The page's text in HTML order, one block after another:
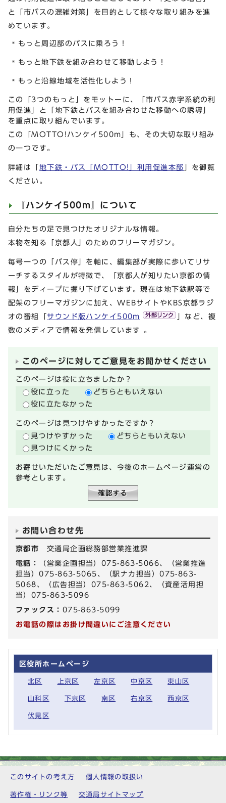
と「市バスの混雑対策」を目的として様々な取り組みを進
めています。
もっと周辺部のバスに乗ろう！
もっと地下鉄を組み合わせて移動しよう！
もっと沿線地域を活性化しよう！
この「3つのもっと」をモットーに、「市バス赤字系統の利
用促進」と「地下鉄とバスを組み合わせた移動への誘導」
を重点に取り組んでいます。
この「MOTTO!ハンケイ500m」も、その大切な取り組み
の一つです。
詳細は「地下鉄・バス「MOTTO!」利用促進本部 」を御覧
ください。
『ハンケイ500m』について
自分たちの足で見つけたオリジナルな情報。
本物を知る「京都人」のためのフリーマガジン。
毎号一つの「バス停」を軸に、編集部が実際に歩いてリサ
ーチするスタイルが特徴で、「京都人が知りたい京都の情
報」をディープに掘り下げています。現在は地下鉄駅等で
配架のフリーマガジンに加え、WEBサイトやKBS京都ラジ
オの番組「サウンド版ハンケイ500m
」など、複
数のメディアで情報を発信しています 。
このページに対してご意見をお聞かせください
このページは役に立ちましたか？
役に立った
どちらともいえない
役に立たなかった
このページは見つけやすかったですか？
見つけやすかった
どちらともいえない
見つけにくかった
お寄せいただいたご意見は、今後のホームページ運営の
参考とします。
お問い合わせ先
京都市 交通局企画総務部営業推進課
電話：
（営業企画担当）075-863-5066、（営業推進
担当）075-863-5065、（駅ナカ担当）075-863-
5068、（広告担当）075-863-5062、（資産活用担
当）075-863-5096
ファックス： 075-863-5099
お電話の際はお掛け間違いにご注意ください
区役所ホームページ
北区 上京区 左京区 中京区 東山区
山科区 下京区 南区 右京区 西京区
伏見区
このサイトの考え方 個人情報の取扱い
著作権・リンク等 交通局サイトマップ